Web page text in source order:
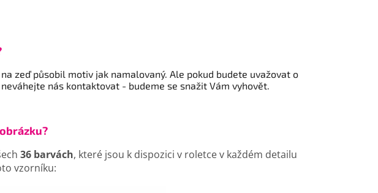
zeď působil motiv jak namalovaný. Ale pokud budete uvažovat o
nás kontaktovat - budeme se snažit Vám vyhovět.
36 barvách, které jsou k dispozici v roletce v každém detailu
vzorníku: